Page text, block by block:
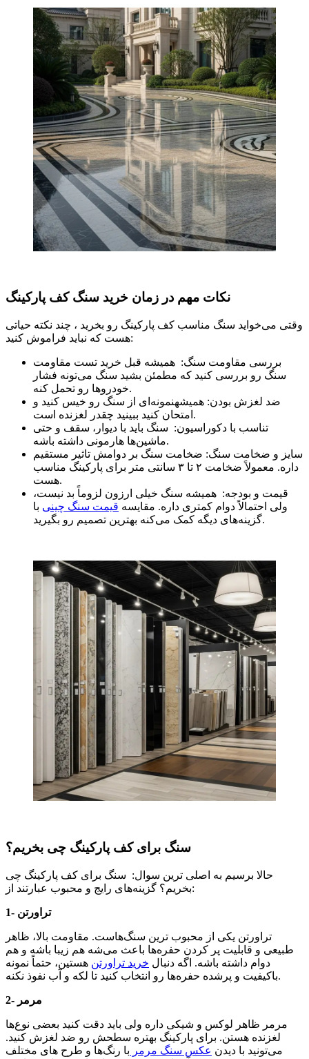
نکات مهم در زمان خرید سنگ کف پارکینگ
وقتی می‌خواید سنگ مناسب کف پارکینگ رو بخرید ، چند نکته حیاتی
هست که نباید فراموش کنید:
بررسی مقاومت سنگ: همیشه قبل خرید تست مقاومت
سنگ رو بررسی کنید که مطمئن بشید سنگ می‌تونه فشار
خودروها رو تحمل کنه.
ضد لغزش بودن: همیشهنمونه‌ای از سنگ رو خیس کنید و
امتحان کنید ببینید چقدر لغزنده است.
تناسب با دکوراسیون: سنگ باید با دیوار، سقف و حتی
ماشین‌ها هارمونی داشته باشه.
سایز و ضخامت سنگ: ضخامت سنگ بر دوامش تاثیر مستقیم
داره. معمولاً ضخامت ۲ تا ۳ سانتی ‌متر برای پارکینگ مناسب
هست.
قیمت و بودجه: همیشه سنگ خیلی ارزون لزوماً بد نیست،
ولی احتمالاً دوام کمتری داره. مقایسه قیمت سنگ چینی با
گزینه‌های دیگه کمک می‌کنه بهترین تصمیم رو بگیرید.
سنگ برای کف پارکینگ چی بخریم؟
حالا برسیم به اصلی ‌ترین سوال: سنگ برای کف پارکینگ چی
بخریم؟ گزینه‌های رایج و محبوب عبارتند از:
1- تراورتن
تراورتن یکی از محبوب ‌ترین سنگ‌هاست. مقاومت بالا، ظاهر
طبیعی و قابلیت پر کردن حفره‌ها باعث می‌شه هم زیبا باشه و هم
دوام داشته باشه. اگه دنبال خرید تراورتن هستین، حتماً نمونه
باکیفیت و پرشده حفره‌ها رو انتخاب کنید تا لکه و آب نفوذ نکنه.
2- مرمر
مرمر ظاهر لوکس و شیکی داره ولی باید دقت کنید بعضی نوع‌ها
لغزنده هستن. برای پارکینگ بهتره سطحش رو ضد لغزش کنید.
می‌تونید با دیدن عکس سنگ مرمر با رنگ‌ها و طرح ‌های مختلف